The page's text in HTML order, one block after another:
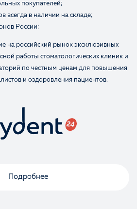
покупателей;
всегда в наличии на складе;
России;
на российский рынок эксклюзивных
работы стоматологических клиник и
по честным ценам для повышения
и оздоровления пациентов.
Подробнее